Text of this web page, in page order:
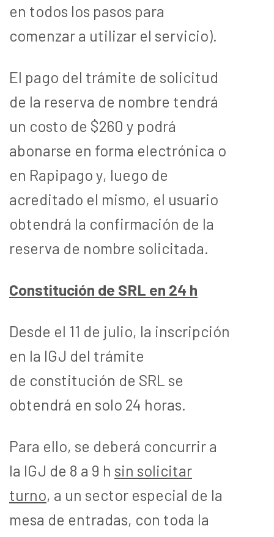
en todos los pasos para
comenzar a utilizar el servicio).
El pago del trámite de solicitud
de la reserva de nombre tendrá
un costo de $260 y podrá
abonarse en forma electrónica o
en Rapipago y, luego de
acreditado el mismo, el usuario
obtendrá la confirmación de la
reserva de nombre solicitada.
Constitución de SRL en 24 h
Desde el 11 de julio, la inscripción
en la IGJ del trámite
de constitución de SRL se
obtendrá en solo 24 horas.
Para ello, se deberá concurrir a
la IGJ de 8 a 9 h sin solicitar
turno, a un sector especial de la
mesa de entradas, con toda la